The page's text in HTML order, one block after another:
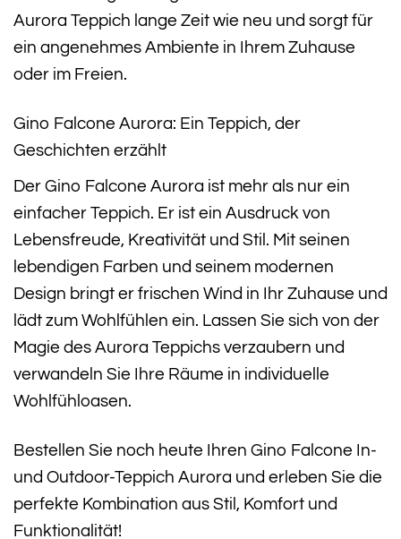
Aurora Teppich lange Zeit wie neu und sorgt für
ein angenehmes Ambiente in Ihrem Zuhause
oder im Freien.
Gino Falcone Aurora: Ein Teppich, der
Geschichten erzählt
Der Gino Falcone Aurora ist mehr als nur ein
einfacher Teppich. Er ist ein Ausdruck von
Lebensfreude, Kreativität und Stil. Mit seinen
lebendigen Farben und seinem modernen
Design bringt er frischen Wind in Ihr Zuhause und
lädt zum Wohlfühlen ein. Lassen Sie sich von der
Magie des Aurora Teppichs verzaubern und
verwandeln Sie Ihre Räume in individuelle
Wohlfühloasen.
Bestellen Sie noch heute Ihren Gino Falcone In-
und Outdoor-Teppich Aurora und erleben Sie die
perfekte Kombination aus Stil, Komfort und
Funktionalität!